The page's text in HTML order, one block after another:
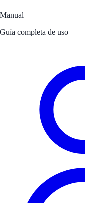
Manual
Guía completa de uso